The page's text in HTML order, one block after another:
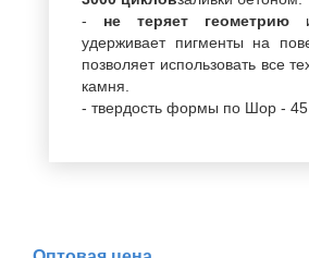
- не теряет геометрию
удерживает пигменты на
позволяет использовать все
камня.
- твердость формы по Шор - 45